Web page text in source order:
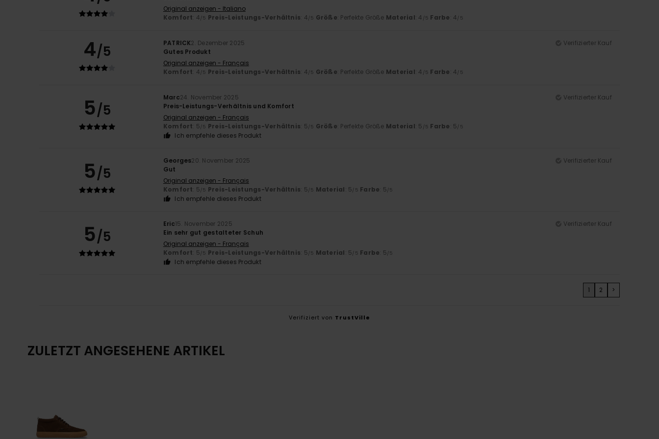
Original anzeigen - Italiano
Komfort: 4/5 Preis-Leistungs-Verhältnis: 4/5 Größe: Perfekte Größe Material: 4 /5 Farbe: 4/5
4/5 PATRICK2. Dezember 2025
Verifizierter Kauf
Gutes Produkt
Original anzeigen - Français
Komfort: 4/5 Preis-Leistungs-Verhältnis: 4/5 Größe: Perfekte Größe Material: 4 /5 Farbe: 4/5
5/5
Marc24. November 2025
Verifizierter Kauf
Preis-Leistungs-Verhältnis und Komfort
Original anzeigen - Français
Komfort: 5/5 Preis-Leistungs-Verhältnis: 5/5 Größe: Perfekte Größe Material: 5 /5 Farbe: 5/5
Ich empfehle dieses Produkt
5/5
Georges20. November 2025
Verifizierter Kauf
Gut
Original anzeigen - Français
Komfort: 5/5 Preis-Leistungs-Verhältnis: 5/5 Material: 5/5 Farbe: 5/5
Ich empfehle dieses Produkt
5/5
Eric15. November 2025
Verifizierter Kauf
Ein sehr gut gestalteter Schuh
Original anzeigen - Français
Komfort: 5/5 Preis-Leistungs-Verhältnis: 5/5 Material: 5/5 Farbe: 5/5
Ich empfehle dieses Produkt
1 2 >
Verifiziert von TrustVille
ZULETZT ANGESEHENE ARTIKEL